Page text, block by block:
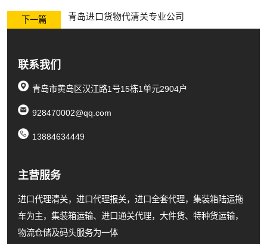
下一篇 青岛进口货物代清关专业公司
联系我们
青岛市黄岛区汉江路1号15栋1单元2904户
928470002@qq.com
13884634449
主营服务
进口代理清关，进口代理报关，进口全套代理，集装箱陆运拖
车为主，集装箱运输、进口通关代理，大件货、特种货运输，
物流仓储及码头服务为一体